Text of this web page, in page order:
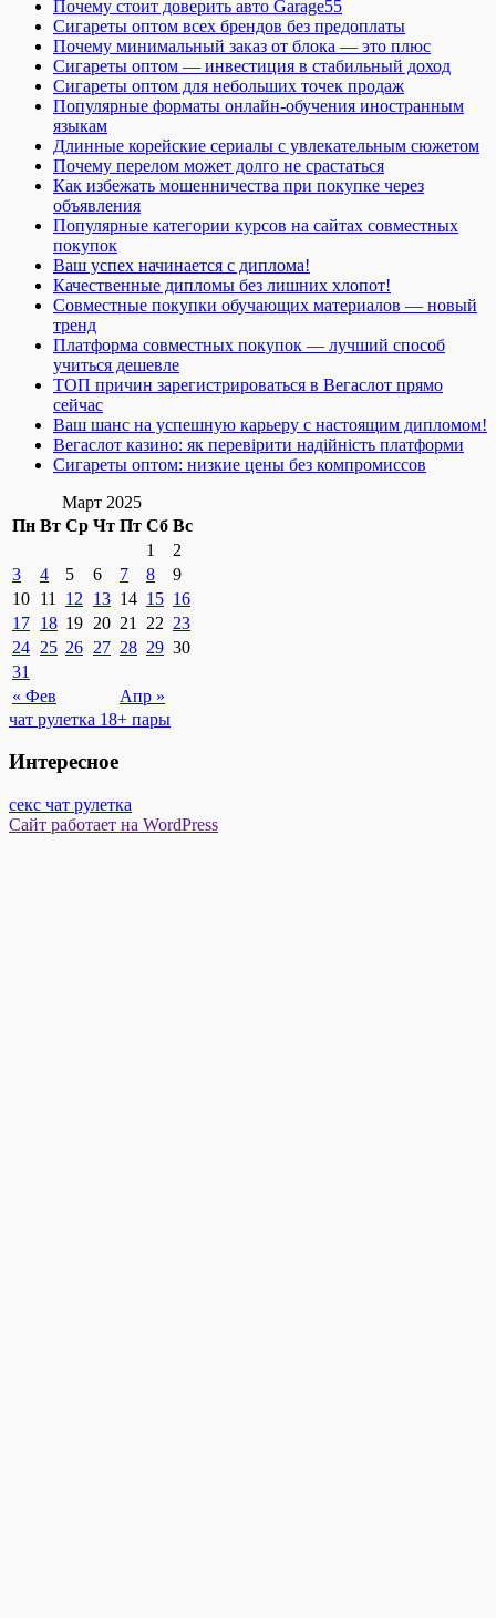
Почему стоит доверить авто Garage55
Сигареты оптом всех брендов без предоплаты
Почему минимальный заказ от блока — это плюс
Сигареты оптом — инвестиция в стабильный доход
Сигареты оптом для небольших точек продаж
Популярные форматы онлайн-обучения иностранным
языкам
Длинные корейские сериалы с увлекательным сюжетом
Почему перелом может долго не срастаться
Как избежать мошенничества при покупке через
объявления
Популярные категории курсов на сайтах совместных
покупок
Ваш успех начинается с диплома!
Качественные дипломы без лишних хлопот!
Совместные покупки обучающих материалов — новый
тренд
Платформа совместных покупок — лучший способ
учиться дешевле
ТОП причин зарегистрироваться в Вегаслот прямо
сейчас
Ваш шанс на успешную карьеру с настоящим дипломом!
Вегаслот казино: як перевірити надійність платформи
Сигареты оптом: низкие цены без компромиссов
Март 2025
Пн Вт Ср Чт Пт Сб Вс
« Фев Апр »
1
2
3
4 5 6 7 8
9
10 11 12 13 14 15 16
17 18 19 20 21 22 23
24 25 26 27 28 29 30
31
чат рулетка 18+ пары
Интересное
секс чат рулетка
Сайт работает на WordPress